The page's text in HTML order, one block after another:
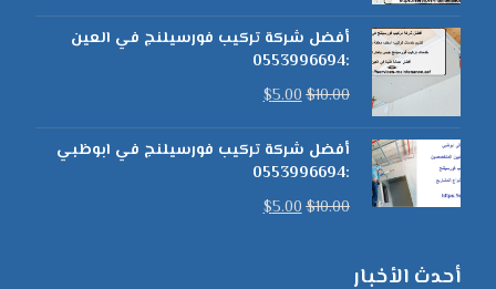
أفضل شركة تركيب فورسيلنج في العين
:0553996694
$10.00
$5.00
أفضل شركة تركيب فورسيلنج في ابوظبي
:0553996694
$10.00
$5.00
أحدث الأخبار